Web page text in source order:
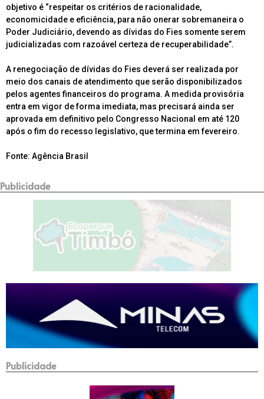
objetivo é “respeitar os critérios de racionalidade,
economicidade e eficiência, para não onerar sobremaneira o
Poder Judiciário, devendo as dívidas do Fies somente serem
judicializadas com razoável certeza de recuperabilidade”.
A renegociação de dívidas do Fies deverá ser realizada por
meio dos canais de atendimento que serão disponibilizados
pelos agentes financeiros do programa. A medida provisória
entra em vigor de forma imediata, mas precisará ainda ser
aprovada em definitivo pelo Congresso Nacional em até 120
após o fim do recesso legislativo, que termina em fevereiro.
Fonte: Agência Brasil
Publicidade
Publicidade